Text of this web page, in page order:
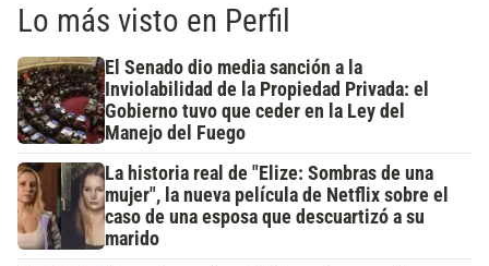
Lo más visto en Perfil
El Senado dio media sanción a la
Inviolabilidad de la Propiedad Privada: el
Gobierno tuvo que ceder en la Ley del
Manejo del Fuego
La historia real de "Elize: Sombras de una
mujer", la nueva película de Netflix sobre el
caso de una esposa que descuartizó a su
marido